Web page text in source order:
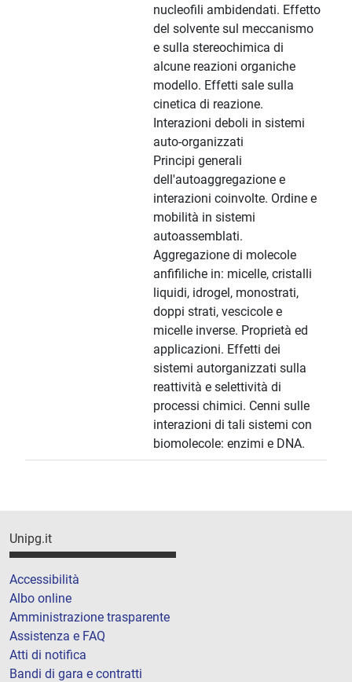
nucleofili ambidendati. Effetto
del solvente sul meccanismo
e sulla stereochimica di
alcune reazioni organiche
modello. Effetti sale sulla
cinetica di reazione.
Interazioni deboli in sistemi
auto-organizzati
Principi generali
dell'autoaggregazione e
interazioni coinvolte. Ordine e
mobilità in sistemi
autoassemblati.
Aggregazione di molecole
anfifiliche in: micelle, cristalli
liquidi, idrogel, monostrati,
doppi strati, vescicole e
micelle inverse. Proprietà ed
applicazioni. Effetti dei
sistemi autorganizzati sulla
reattività e selettività di
processi chimici. Cenni sulle
interazioni di tali sistemi con
biomolecole: enzimi e DNA.
Unipg.it
Accessibilità
Albo online
Amministrazione trasparente
Assistenza e FAQ
Atti di notifica
Bandi di gara e contratti